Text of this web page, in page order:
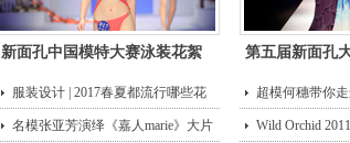
新面孔中国模特大赛泳装花絮 第五届新面孔
服装设计 | 2017春夏都流行哪些花
型？
超模何穗带你
街头
名模张亚芳演绎《嘉人marie》大片 Wild Orchid